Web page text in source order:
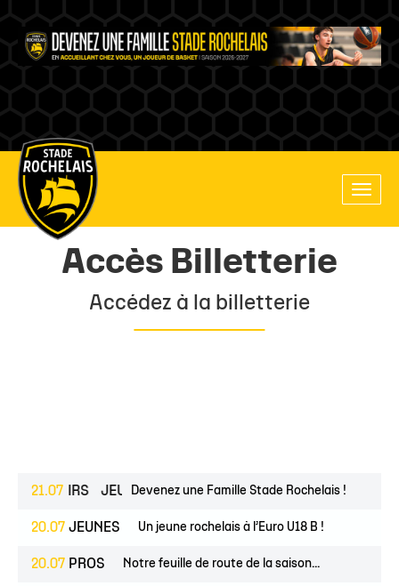
Main
site
navigation
Toggle
Accès Billetterie
Accédez à la billetterie
21.07
ESPOIRS JEUNESDevenez une Famille Stade Rochelais !
20.07 JEUNES Un jeune rochelais à l’Euro U18 B !
20.07 PROS Notre feuille de route de la saison...